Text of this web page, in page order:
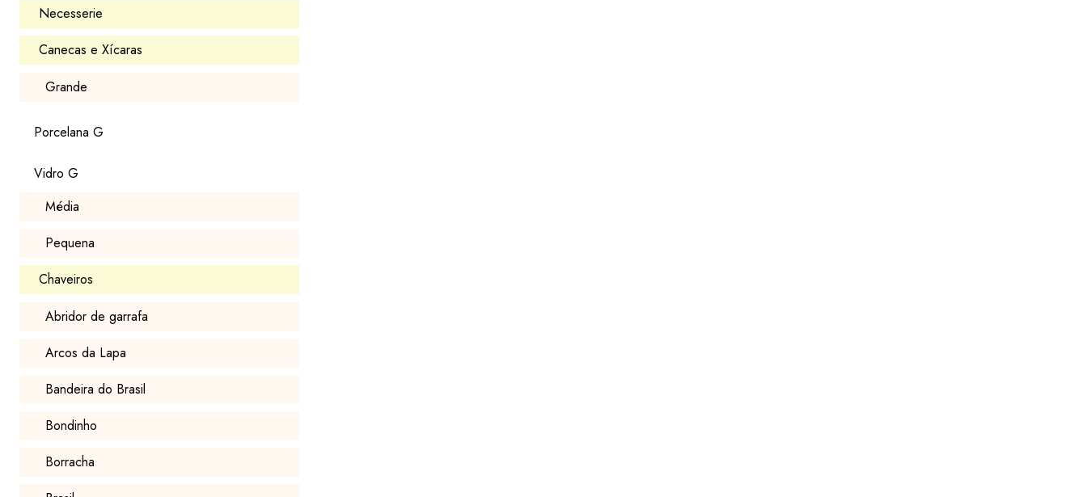
Necesserie
Canecas e Xícaras
Grande
Porcelana G
Vidro G
Média
Pequena
Chaveiros
Abridor de garrafa
Arcos da Lapa
Bandeira do Brasil
Bondinho
Borracha